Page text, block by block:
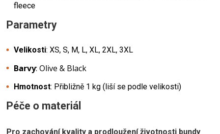
fleece
Parametry
Velikosti: XS, S, M, L, XL, 2XL, 3XL
Barvy: Olive & Black
Hmotnost: Přibližně 1 kg (liší se podle velikosti)
Péče o materiál
Pro zachování kvality a prodloužení životnosti bundy